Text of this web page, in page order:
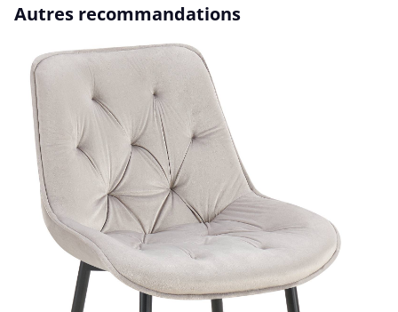
Ignorer la galerie de produits
Autres recommandations